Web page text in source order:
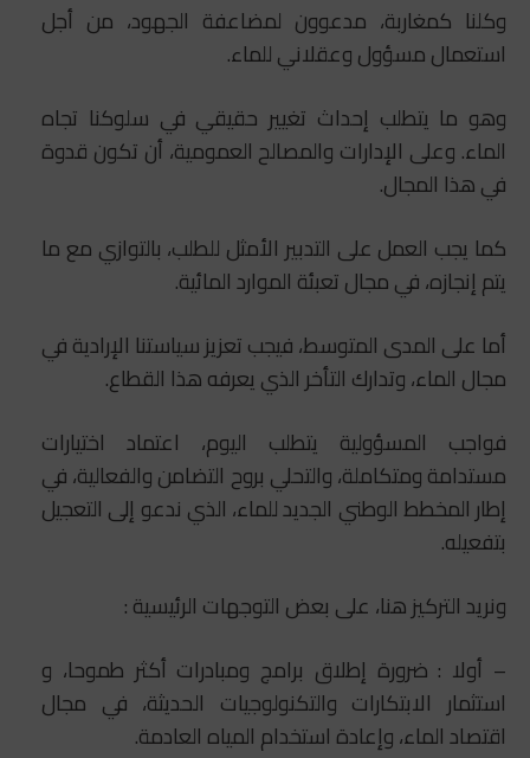
وكلنا كمغاربة، مدعوون لمضاعفة الجهود، من أجل
استعمال مسؤول وعقلاني للماء.
وهو ما يتطلب إحداث تغيير حقيقي في سلوكنا تجاه
الماء. وعلى الإدارات والمصالح العمومية، أن تكون قدوة
في هذا المجال.
كما يجب العمل على التدبير الأمثل للطلب، بالتوازي مع ما
يتم إنجازه، في مجال تعبئة الموارد المائية.
أما على المدى المتوسط، فيجب تعزيز سياستنا الإرادية في
مجال الماء، وتدارك التأخر الذي يعرفه هذا القطاع.
فواجب المسؤولية يتطلب اليوم، اعتماد اختيارات
مستدامة ومتكاملة، والتحلي بروح التضامن والفعالية، في
إطار المخطط الوطني الجديد للماء، الذي ندعو إلى التعجيل
بتفعيله.
ونريد التركيز هنا، على بعض التوجهات الرئيسية :
– أولا : ضرورة إطلاق برامج ومبادرات أكثر طموحا، و
استثمار الابتكارات والتكنولوجيات الحديثة، في مجال
اقتصاد الماء، وإعادة استخدام المياه العادمة.